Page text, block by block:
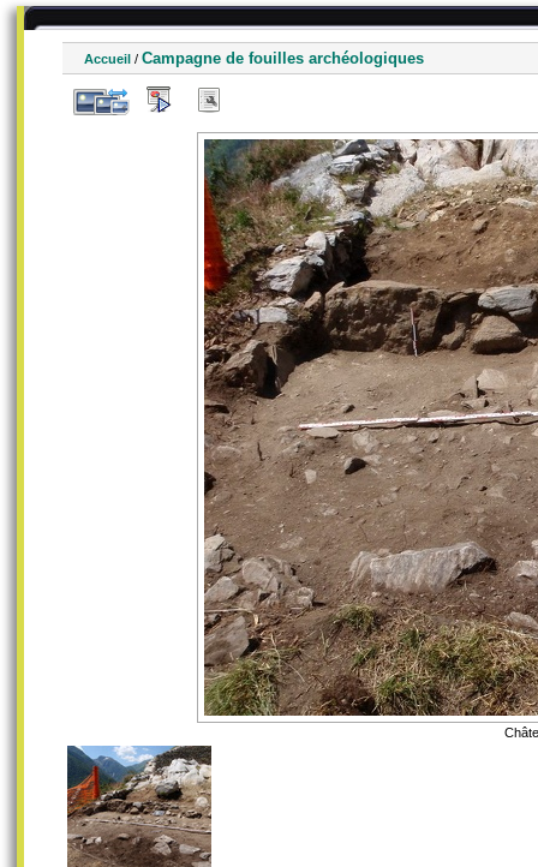
Accueil / Campagne de fouilles archéologiques